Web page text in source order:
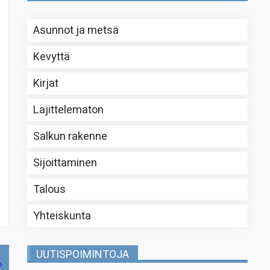
Asunnot ja metsä
Kevyttä
Kirjat
Lajittelematon
Salkun rakenne
Sijoittaminen
Talous
Yhteiskunta
UUTISPOIMINTOJA